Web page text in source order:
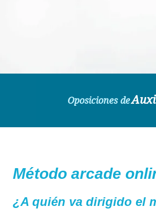
Tú solo
Descubre nuestros
Oposiciones de
Método arcade
¿A quién va dirigido el